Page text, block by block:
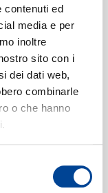
contenuti ed
media e per
inoltre
sito con i
dei dati web,
combinarle
o che hanno
04:37
/ 2017